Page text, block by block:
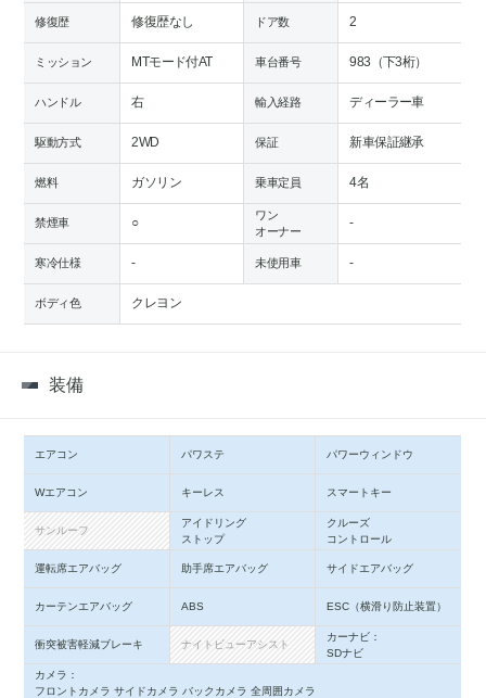
修復歴 修復歴なし ドア数 2
ミッション MTモード付AT 車台番号 983（下3桁）
ハンドル 右 輸入経路 ディーラー車
駆動方式 2WD 保証 新車保証継承
燃料 ガソリン 乗車定員 4名
禁煙車 ○
ワン
オーナー
-
寒冷仕様 - 未使用車 -
ボディ色 クレヨン
装備
エアコン パワステ パワーウィンドウ
Wエアコン キーレス スマートキー
サンルーフ
アイドリング
ストップ
クルーズ
コントロール
運転席エアバッグ 助手席エアバッグ サイドエアバッグ
カーテンエアバッグ ABS ESC（横滑り防止装置）
衝突被害軽減ブレーキ ナイトビューアシスト
カーナビ：
SDナビ
カメラ：
フロントカメラ サイドカメラ バックカメラ 全周囲カメラ